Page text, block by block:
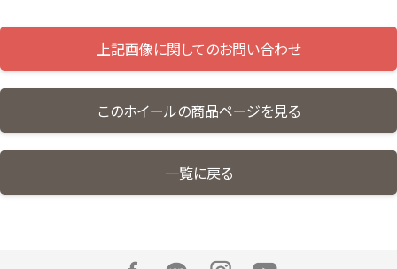
上記画像に関してのお問い合わせ
このホイールの商品ページを見る
一覧に戻る